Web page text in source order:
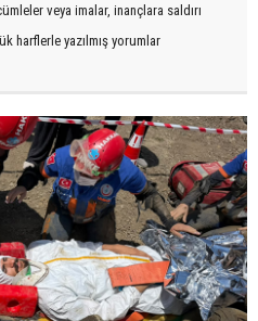
veya imalar, inançlara saldırı
harflerle yazılmış yorumlar